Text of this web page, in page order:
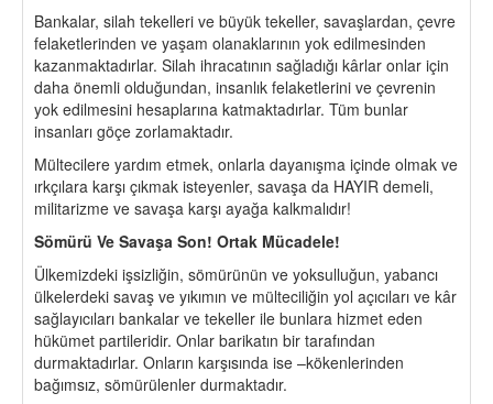
Bankalar, silah tekelleri ve büyük tekeller, savaşlardan, çevre
felaketlerinden ve yaşam olanaklarının yok edilmesinden
kazanmaktadırlar. Silah ihracatının sağladığı kârlar onlar için
daha önemli olduğundan, insanlık felaketlerini ve çevrenin
yok edilmesini hesaplarına katmaktadırlar. Tüm bunlar
insanları göçe zorlamaktadır.
Mültecilere yardım etmek, onlarla dayanışma içinde olmak ve
ırkçılara karşı çıkmak isteyenler, savaşa da HAYIR demeli,
militarizme ve savaşa karşı ayağa kalkmalıdır!
Sömürü Ve Savaşa Son! Ortak Mücadele!
Ülkemizdeki işsizliğin, sömürünün ve yoksulluğun, yabancı
ülkelerdeki savaş ve yıkımın ve mülteciliğin yol açıcıları ve kâr
sağlayıcıları bankalar ve tekeller ile bunlara hizmet eden
hükümet partileridir. Onlar barikatın bir tarafından
durmaktadırlar. Onların karşısında ise –kökenlerinden
bağımsız, sömürülenler durmaktadır.